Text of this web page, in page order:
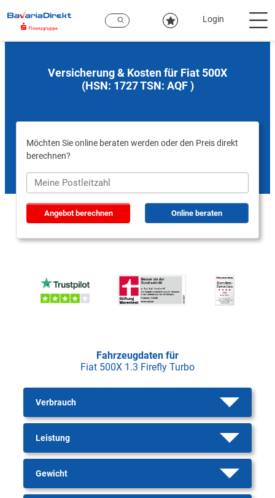
Hauptinhalt
Login
Versicherung & Kosten für Fiat 500X
(HSN: 1727 TSN: AQF )
Möchten Sie online beraten werden oder den Preis direkt
berechnen?
Angebot berechnen Online beraten
Fahrzeugdaten für
Fiat 500X 1.3 Firefly Turbo
Verbrauch
Leistung
Gewicht